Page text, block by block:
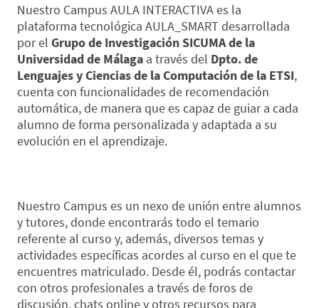
Nuestro Campus AULA INTERACTIVA es la
plataforma tecnológica AULA_SMART desarrollada
por el Grupo de Investigación SICUMA de la
Universidad de Málaga a través del Dpto. de
Lenguajes y Ciencias de la Computación de la ETSI,
cuenta con funcionalidades de recomendación
automática, de manera que es capaz de guiar a cada
alumno de forma personalizada y adaptada a su
evolución en el aprendizaje.
Nuestro Campus es un nexo de unión entre alumnos
y tutores, donde encontrarás todo el temario
referente al curso y, además, diversos temas y
actividades específicas acordes al curso en el que te
encuentres matriculado. Desde él, podrás contactar
con otros profesionales a través de foros de
discusión, chats online y otros recursos para